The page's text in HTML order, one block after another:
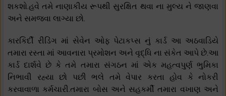
શકશો.હવે તમે નાણાકીય રૂપથી સુરક્ષિત થવા ના મુલ્ય ને જાણવા
અને સમજવા લાગ્યા છો.
કારકિર્દી રીડિંગ માં સેવેન ઓફ પેટાકપ્સ નું કાર્ડ આ અઠવાડિયે
તમારા રસ્તા માં આવનારા પ્રમોશન અને વૃદ્ધિ ના સંકેત આપે છે.આ
કાર્ડ દાર્શવે છે કે તમે તમારા સંગઠન માં એક મહત્વપુર્ણ ભુમિકા
નિભાવી રહ્યા છો પછી ભલે તમે વેપાર કરતા હોવ કે નોકરી
કરવાવાળા કર્મચારી.તમારા બોસ અને સહકર્મી તમારા વખાણ અને